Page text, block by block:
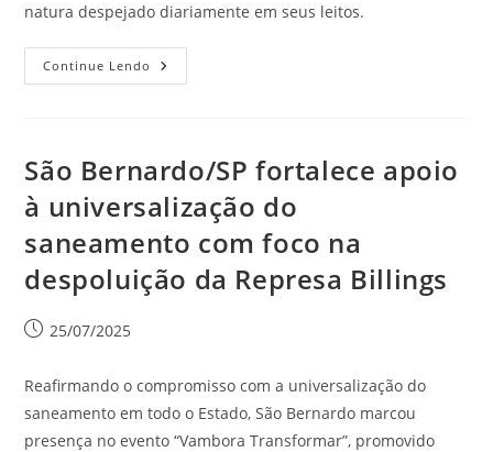
natura despejado diariamente em seus leitos.
Continue Lendo
São Bernardo/SP fortalece apoio
à universalização do
saneamento com foco na
despoluição da Represa Billings
25/07/2025
Reafirmando o compromisso com a universalização do
saneamento em todo o Estado, São Bernardo marcou
presença no evento “Vambora Transformar”, promovido